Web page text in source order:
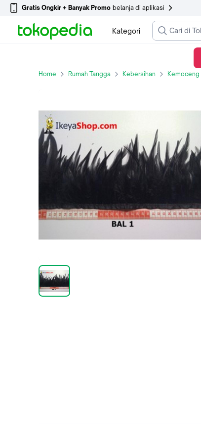
Gratis Ongkir + Banyak Promo belanja di aplikasi
Kategori
Home Rumah Tangga Kebersihan Kemoceng